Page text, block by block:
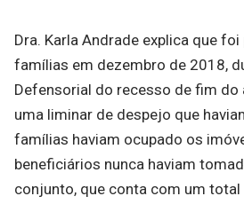
Dra. Karla Andrade explica que
famílias em dezembro de 2018,
Defensorial do recesso de fim do
uma liminar de despejo que
famílias haviam ocupado os
beneficiários nunca haviam
conjunto, que conta com um total